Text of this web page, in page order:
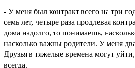
- У меня был контракт всего на три
семь лет, четыре раза продлевая
дома надолго, то понимаешь,
насколько важны родители. У меня
Друзья в тяжелые времена могут
всегда.